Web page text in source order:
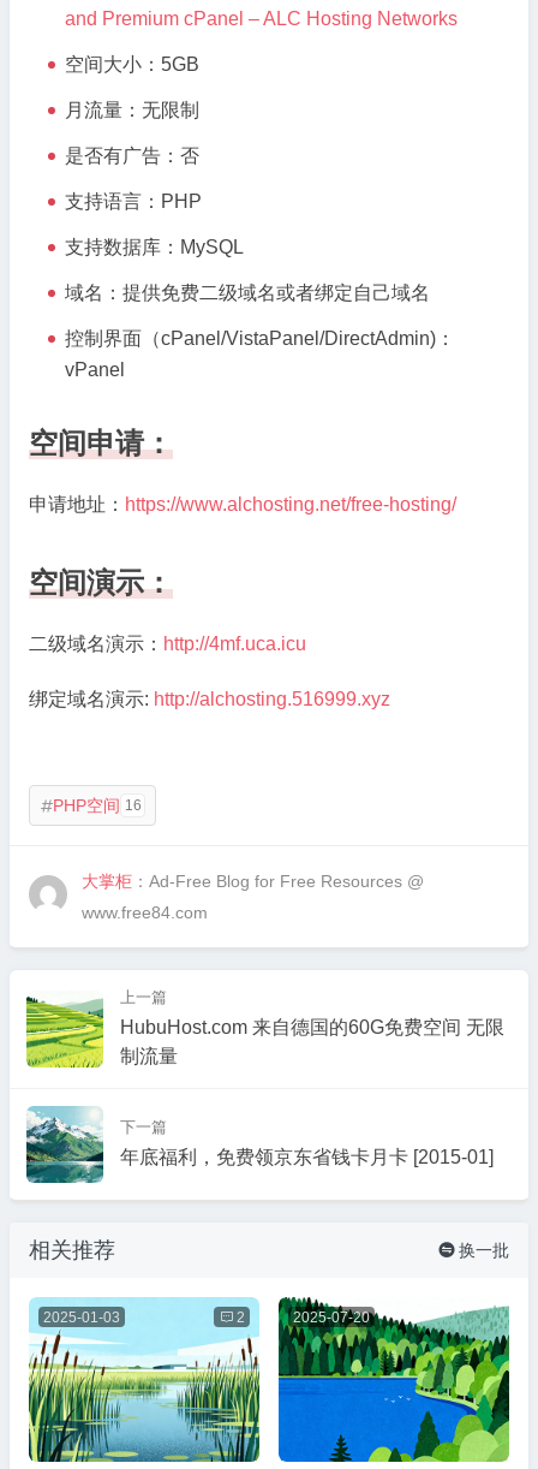
and Premium cPanel – ALC Hosting Networks
空间大小：5GB
月流量：无限制
是否有广告：否
支持语言：PHP
支持数据库：MySQL
域名：提供免费二级域名或者绑定自己域名
控制界面（cPanel/VistaPanel/DirectAdmin)：
vPanel
空间申请：
申请地址： https://www.alchosting.net/free-hosting/
空间演示：
二级域名演示： http://4mf.uca.icu
绑定域名演示: http://alchosting.516999.xyz
PHP空间 16
大掌柜 ：Ad-Free Blog for Free Resources @
www.free84.com
上一篇
HubuHost.com 来自德国的60G免费空间 无限
制流量
下一篇
年底福利，免费领京东省钱卡月卡 [2015-01]
相关推荐  换一批
2025-01-03  2 2025-07-20